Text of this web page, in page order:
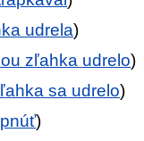
udrela)
zľahka udrelo)
sa udrelo)
)